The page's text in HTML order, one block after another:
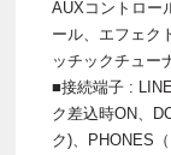
AUXコントロー
ール、エフェク
ッチックチュー
■接続端子 :
ク差込時ON、
ク)、PHONES